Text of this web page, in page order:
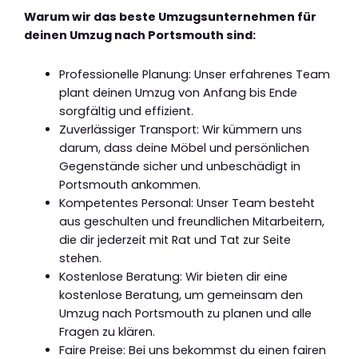
Warum wir das beste Umzugsunternehmen für
deinen Umzug nach Portsmouth sind:
Professionelle Planung: Unser erfahrenes Team
plant deinen Umzug von Anfang bis Ende
sorgfältig und effizient.
Zuverlässiger Transport: Wir kümmern uns
darum, dass deine Möbel und persönlichen
Gegenstände sicher und unbeschädigt in
Portsmouth ankommen.
Kompetentes Personal: Unser Team besteht
aus geschulten und freundlichen Mitarbeitern,
die dir jederzeit mit Rat und Tat zur Seite
stehen.
Kostenlose Beratung: Wir bieten dir eine
kostenlose Beratung, um gemeinsam den
Umzug nach Portsmouth zu planen und alle
Fragen zu klären.
Faire Preise: Bei uns bekommst du einen fairen